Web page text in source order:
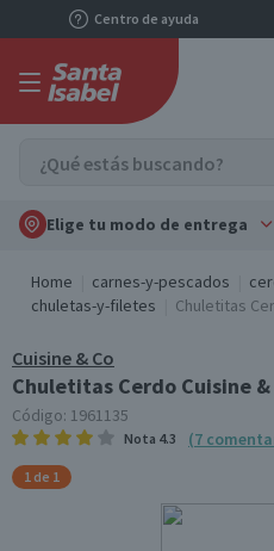
Centro de ayuda
Elige tu modo de entrega
Home carnes-y-pescados
chuletas-y-filetes
Chuletitas
Cuisine & Co
Chuletitas Cerdo Cuisine &
Código: 1961135
Nota 4.3 (7
1 de 1